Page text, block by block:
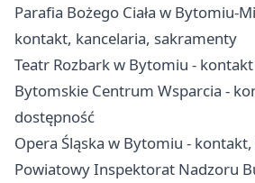
Parafia Bożego Ciała w Bytomiu-
kontakt, kancelaria, sakramenty
Teatr Rozbark w Bytomiu - kontakt
Bytomskie Centrum Wsparcia -
dostępność
Opera Śląska w Bytomiu -
Powiatowy Inspektorat Nadzoru